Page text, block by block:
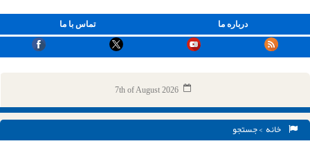
تماس با ما درباره ما
7th of August 2026
خانه > جستجو